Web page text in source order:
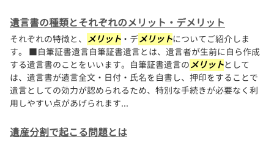
遺言書の種類とそれぞれのメリット・デメリット
それぞれの特徴と、 メリット ・デメリットについてご紹介しま
す。 ■自筆証書遺言自筆証書遺言とは、遺言者が生前に自ら作成
する遺言書のことをいいます。自筆証書遺言のメリットとして
は、遺言書が遺言全文・日付・氏名を自書し、押印をすることで
遺言としての効力が認められるため、特別な手続きが必要なく利
用しやすい点があげられます...
遺産分割で起こる問題とは